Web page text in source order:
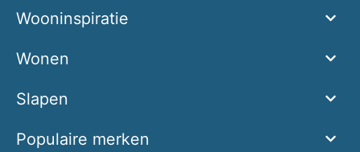
Wooninspiratie
Wonen
Slapen
Populaire merken